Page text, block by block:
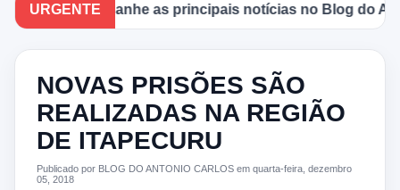
URGENTE
Acompanhe as principais notícias no Blog do
NOVAS PRISÕES SÃO
REALIZADAS NA REGIÃO
DE ITAPECURU
Publicado por BLOG DO ANTONIO CARLOS em quarta-feira, dezembro
05, 2018